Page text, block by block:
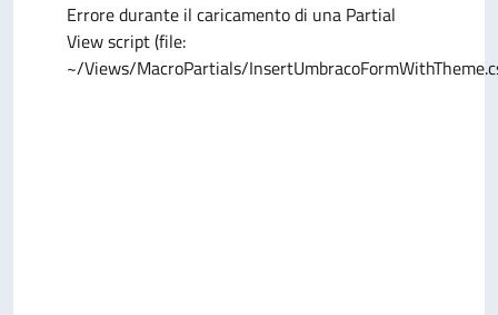
Errore durante il caricamento di una Partial
View script (file:
~/Views/MacroPartials/